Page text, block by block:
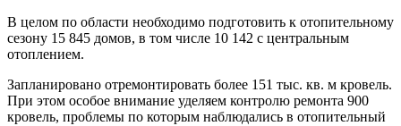
В целом по области необходимо подготовить к отопительному
сезону 15 845 домов, в том числе 10 142 с центральным
отоплением.
Запланировано отремонтировать более 151 тыс. кв. м кровель.
При этом особое внимание уделяем контролю ремонта 900
кровель, проблемы по которым наблюдались в отопительный